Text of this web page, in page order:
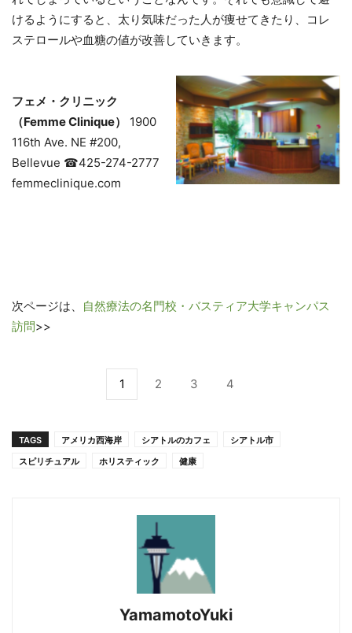
けるようにすると、太り気味だった人が痩せてきたり、コレ
ステロールや血糖の値が改善していきます。
フェメ・クリニック
（Femme Clinique）
1900
116th Ave. NE #200,
Bellevue ☎425-274-2777
femmeclinique.com
次ページは、
自然療法の名門校・バスティア大学キャンパス
訪問>>
1 2 3 4
TAGS アメリカ西海岸 シアトルのカフェ
シアトル市
スピリチュアル
ホリスティック 健康
YamamotoYuki